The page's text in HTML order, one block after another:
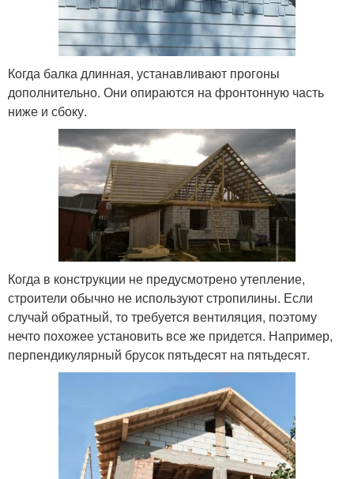
Когда балка длинная, устанавливают прогоны
дополнительно. Они опираются на фронтонную часть
ниже и сбоку.
Когда в конструкции не предусмотрено утепление,
строители обычно не используют стропилины. Если
случай обратный, то требуется вентиляция, поэтому
нечто похожее установить все же придется. Например,
перпендикулярный брусок пятьдесят на пятьдесят.